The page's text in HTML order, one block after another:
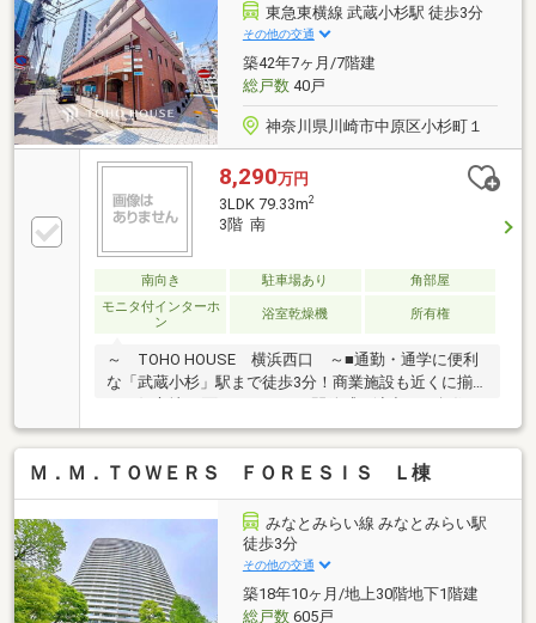
い光と風をたっぷりと取り込みます。◆105平米の洗
練された私邸空間・専有面積は105.27平米。全居室に
十分な独立性をクローゼットを備えた3LDKです。・
2025年12月竣工という新しさを誇り、最新の優れた室
内設備が日々の生活を支えます。
東急東横線 武蔵小杉駅 徒歩3分
その他の交通
築42年7ヶ月/7階建
総戸数40戸
神奈川県川崎市中原区小杉町１
8,290万円
3LDK 79.33m2
3階 南
南向き 駐車場あり
角部屋
モニタ付インターホ
ン
浴室乾燥機 所有権
～ TOHO HOUSE 横浜西口 ～■通勤・通学に便利
な「武蔵小杉」駅まで徒歩3分！商業施設も近くに揃
戸！陽当たり・通風良好です■こだわりのフルリノベ
ーションで生まれ変わった、美しく快適な住空間■窓
付きで明るいキッチンスペース、開放感のある対面
式！家事をしながらリビングが見渡せます■2面採光で
明るく開放感のあるリビングは約17.4帖のゆとりある
広さ■2部屋にWICを設置、収納欲のある間取りですご
見学のご希望、資料請求、ご質問などなど、お気軽に
まずはお問い合わせください♪【 フリーダイヤル：
0120-821-930 】
Ｍ．Ｍ．ＴＯＷＥＲＳ ＦＯＲＥＳＩＳ Ｌ棟
みなとみらい線 みなとみらい駅
徒歩3分
その他の交通
築18年10ヶ月/地上30階地下1階建
総戸数605戸